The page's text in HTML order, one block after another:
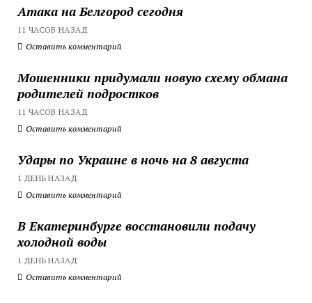
Атака на Белгород сегодня
11 ЧАСОВ НАЗАД
Оставить комментарий
Мошенники придумали новую схему обмана
родителей подростков
11 ЧАСОВ НАЗАД
Оставить комментарий
Удары по Украине в ночь на 8 августа
1 ДЕНЬ НАЗАД
Оставить комментарий
В Екатеринбурге восстановили подачу
холодной воды
1 ДЕНЬ НАЗАД
Оставить комментарий